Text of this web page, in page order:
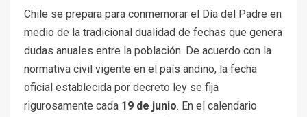
Chile se prepara para conmemorar el Día del Padre en
medio de la tradicional dualidad de fechas que genera
dudas anuales entre la población. De acuerdo con la
normativa civil vigente en el país andino, la fecha
oficial establecida por decreto ley se fija
rigurosamente cada 19 de junio. En el calendario